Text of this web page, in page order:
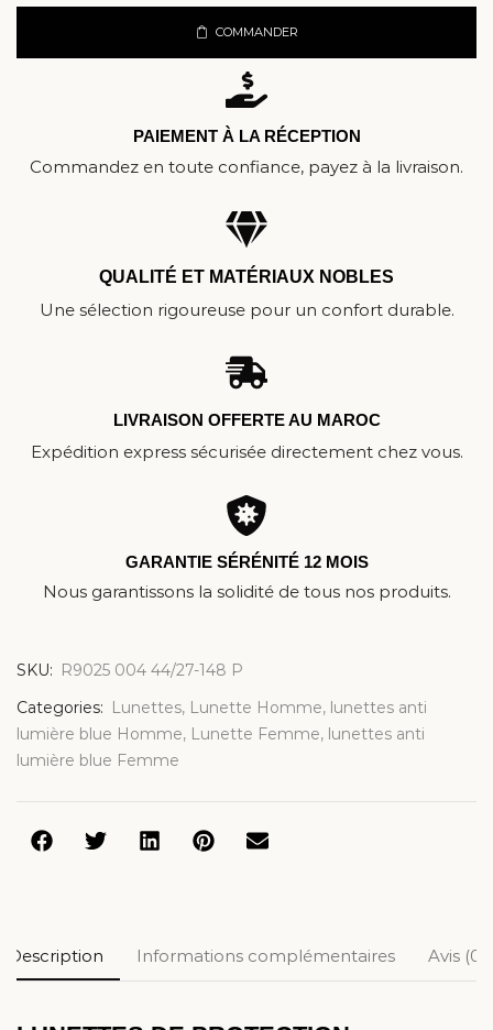
COMMANDER
PAIEMENT À LA RÉCEPTION
Commandez en toute confiance, payez à la livraison.
QUALITÉ ET MATÉRIAUX NOBLES
Une sélection rigoureuse pour un confort durable.
LIVRAISON OFFERTE AU MAROC
Expédition express sécurisée directement chez vous.
GARANTIE SÉRÉNITÉ 12 MOIS
Nous garantissons la solidité de tous nos produits.
SKU: R9025 004 44/27-148 P
Categories: Lunettes, Lunette Homme, lunettes anti
lumière blue Homme, Lunette Femme, lunettes anti
lumière blue Femme
Description Informations complémentaires Avis (0)